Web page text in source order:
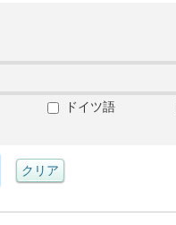
ドイツ語